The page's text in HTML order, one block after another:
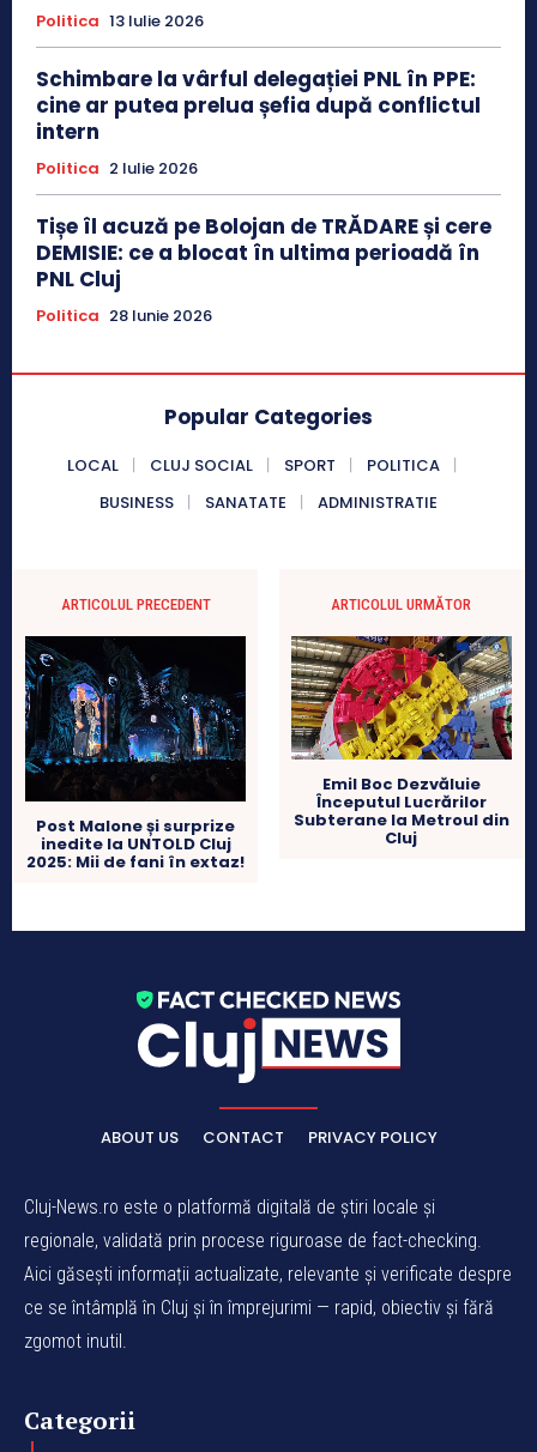
Politica 13 Iulie 2026
Schimbare la vârful delegației PNL în PPE:
cine ar putea prelua șefia după conflictul
intern
Politica 2 Iulie 2026
Tișe îl acuză pe Bolojan de TRĂDARE și cere
DEMISIE: ce a blocat în ultima perioadă în
PNL Cluj
Politica 28 Iunie 2026
Popular Categories
LOCAL CLUJ SOCIAL SPORT
POLITICA
BUSINESS
SANATATE ADMINISTRATIE
ARTICOLUL PRECEDENT
Post Malone și surprize
inedite la UNTOLD Cluj
2025: Mii de fani în extaz!
ARTICOLUL URMĂTOR
Emil Boc Dezvăluie
Începutul Lucrărilor
Subterane la Metroul din
Cluj
ABOUT US CONTACT PRIVACY POLICY
Cluj-News.ro este o platformă digitală de știri locale și
regionale, validată prin procese riguroase de fact-checking.
Aici găsești informații actualizate, relevante și verificate despre
ce se întâmplă în Cluj și în împrejurimi — rapid, obiectiv și fără
zgomot inutil.
Categorii